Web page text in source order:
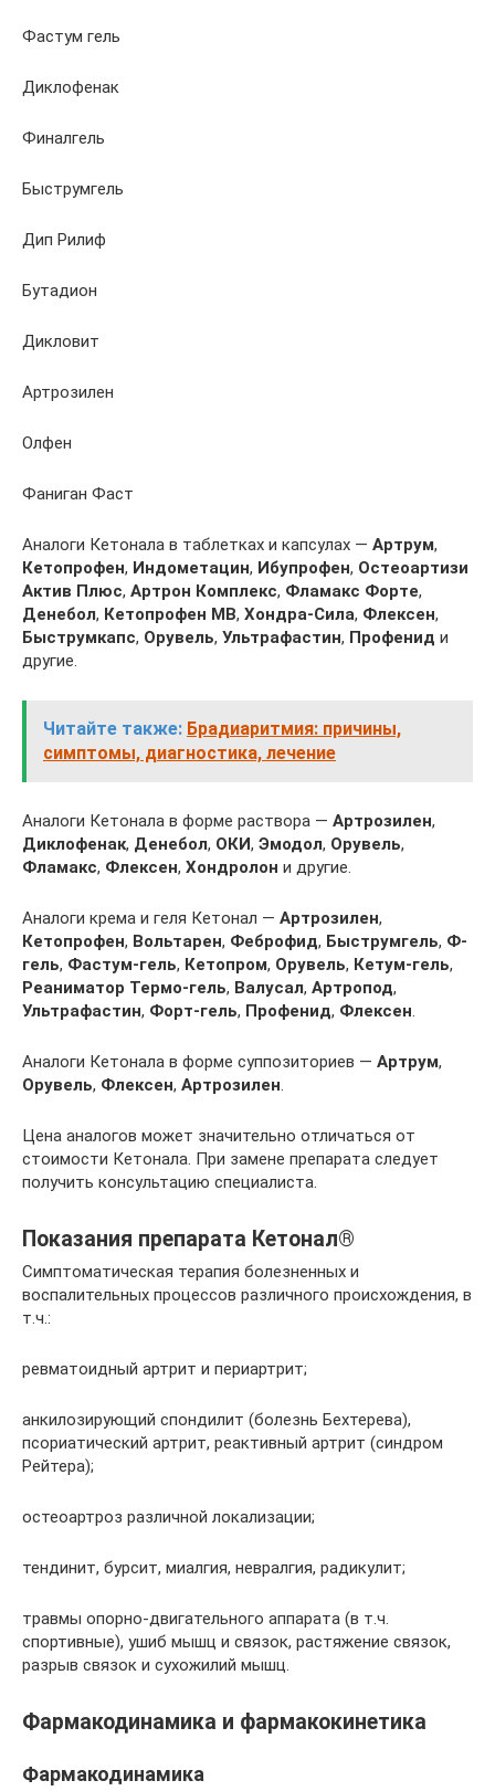
Фастум гель
Диклофенак
Финалгель
Быструмгель
Дип Рилиф
Бутадион
Дикловит
Артрозилен
Олфен
Фаниган Фаст
Аналоги Кетонала в таблетках и капсулах — Артрум,
Кетопрофен, Индометацин, Ибупрофен, Остеоартизи
Актив Плюс, Артрон Комплекс, Фламакс Форте,
Денебол, Кетопрофен МВ, Хондра-Сила, Флексен,
Быструмкапс, Орувель, Ультрафастин, Профенид и
другие.
Читайте также: Брадиаритмия: причины,
симптомы, диагностика, лечение
Аналоги Кетонала в форме раствора — Артрозилен,
Диклофенак, Денебол, ОКИ, Эмодол, Орувель,
Фламакс, Флексен, Хондролон и другие.
Аналоги крема и геля Кетонал — Артрозилен,
Кетопрофен, Вольтарен, Феброфид, Быструмгель, Ф-
гель, Фастум-гель, Кетопром, Орувель, Кетум-гель,
Реаниматор Термо-гель, Валусал, Артропод,
Ультрафастин, Форт-гель, Профенид, Флексен.
Аналоги Кетонала в форме суппозиториев — Артрум,
Орувель, Флексен, Артрозилен.
Цена аналогов может значительно отличаться от
стоимости Кетонала. При замене препарата следует
получить консультацию специалиста.
Показания препарата Кетонал®
Симптоматическая терапия болезненных и
воспалительных процессов различного происхождения, в
т.ч.:
ревматоидный артрит и периартрит;
анкилозирующий спондилит (болезнь Бехтерева),
псориатический артрит, реактивный артрит (синдром
Рейтера);
остеоартроз различной локализации;
тендинит, бурсит, миалгия, невралгия, радикулит;
травмы опорно-двигательного аппарата (в т.ч.
спортивные), ушиб мышц и связок, растяжение связок,
разрыв связок и сухожилий мышц.
Фармакодинамика и фармакокинетика
Фармакодинамика